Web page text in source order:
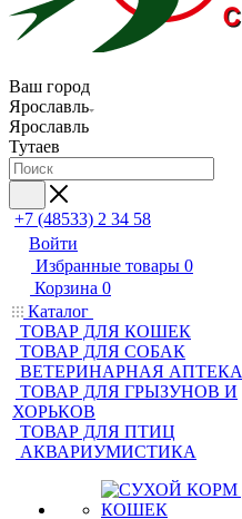
Ваш город
Ярославль
Ярославль
Тутаев
+7 (48533) 2 34 58
Войти
Избранные товары 0
Корзина 0
Каталог
ТОВАР ДЛЯ КОШЕК
ТОВАР ДЛЯ СОБАК
ВЕТЕРИНАРНАЯ АПТЕКА
ТОВАР ДЛЯ ГРЫЗУНОВ И
ХОРЬКОВ
ТОВАР ДЛЯ ПТИЦ
АКВАРИУМИСТИКА